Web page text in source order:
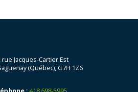
rue Jacques-Cartier Est
(Québec), G7H 1Z6